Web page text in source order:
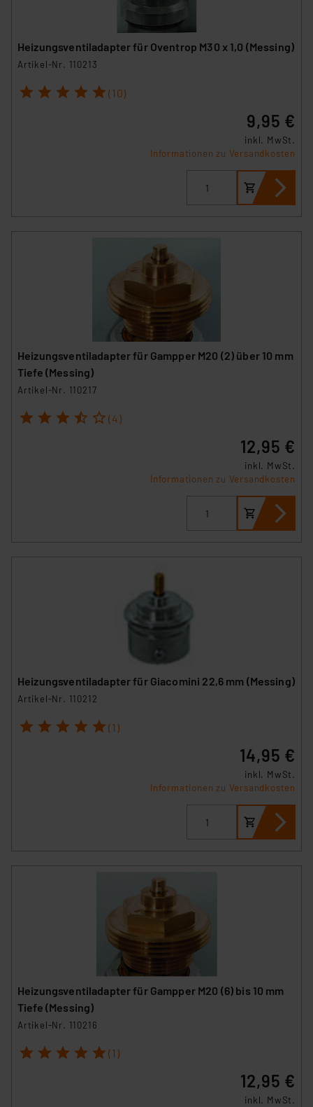
Heizungsventiladapter für Oventrop M30 x 1,0 (Messing)
Artikel-Nr. 110213
1 2 3 4 5 (10)
9,95 €
inkl. MwSt.
Informationen zu Versandkosten
Heizungsventiladapter für Gampper M20 (2) über 10 mm
Tiefe (Messing)
Artikel-Nr. 110217
1 2 3 4 5 (4)
12,95 €
inkl. MwSt.
Informationen zu Versandkosten
Heizungsventiladapter für Giacomini 22,6 mm (Messing)
Artikel-Nr. 110212
1 2 3 4 5 (1)
14,95 €
inkl. MwSt.
Informationen zu Versandkosten
Heizungsventiladapter für Gampper M20 (6) bis 10 mm
Tiefe (Messing)
Artikel-Nr. 110216
1 2 3 4 5 (1)
12,95 €
inkl. MwSt.